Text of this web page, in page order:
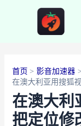
首页
影音加速器
在澳大利亚用搜狐
在澳大利
把定位修